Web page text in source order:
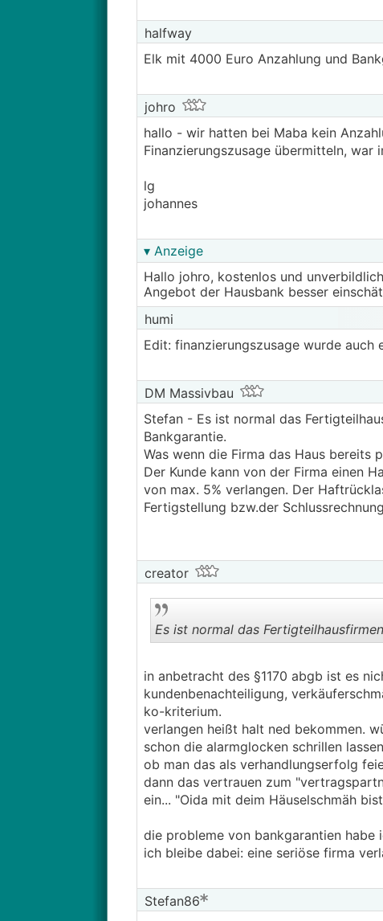
halfway
Elk mit 4000 Euro Anzahlung und
johro
hallo - wir hatten bei Maba kein
Finanzierungszusage übermitteln, war
lg
johannes
▾ Anzeige
Hallo johro, kostenlos und
Angebot der Hausbank besser
humi
Edit: finanzierungszusage wurde auch
DM Massivbau
Stefan - Es ist normal das
Bankgarantie.
Was wenn die Firma das Haus bereits
Der Kunde kann von der Firma einen
von max. 5% verlangen. Der
Fertigstellung bzw.der
creator
Es ist normal das
in anbetracht des §1170 abgb ist es
kundenbenachteiligung,
ko-kriterium.
verlangen heißt halt ned bekommen.
schon die alarmglocken schrillen
ob man das als verhandlungserfolg
dann das vertrauen zum
ein... "Oida mit deim Häuselschmäh
die probleme von bankgarantien habe
ich bleibe dabei: eine seriöse firma
Stefan86